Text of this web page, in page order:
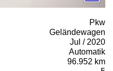
Pkw
Geländewagen
Jul / 2020
Automatik
96.952 km